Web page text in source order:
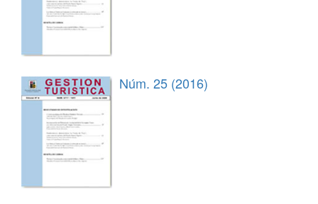
Núm. 25 (2016)